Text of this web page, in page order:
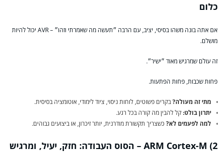
כלום
אם אתה בונה משהו בסיסי, יציב, עם הרבה ״תעשה מה שאמרתי וזהו״ – AVR יכול להיות
מושלם.
זה עולם שמרגיש מאוד ״ישיר״.
פחות שכבות, פחות הפתעות.
מתי זה מעולה?בקרים פשוטים, לוחות ניסוי, ציוד לימודי, אוטומציה בסיסית.
יתרון בולט:קל להבין מה קורה בכל רגע.
למה לפעמים לא?כשצריך תקשורת מודרנית, יותר זיכרון, או ביצועים גבוהים.
2) ARM Cortex-M – הסוס העבודה: חזק, יעיל, ומרגיש